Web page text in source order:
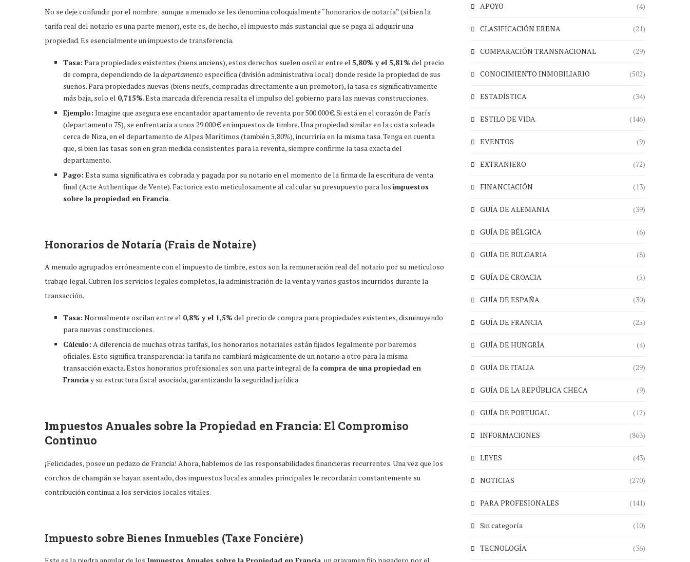
No se deje confundir por el nombre; aunque a menudo se les denomina coloquialmente “honorarios de notaría” (si bien la
tarifa real del notario es una parte menor), este es, de hecho, el impuesto más sustancial que se paga al adquirir una
propiedad. Es esencialmente un impuesto de transferencia.
Tasa: Para propiedades existentes (biens anciens), estos derechos suelen oscilar entre el 5,80% y el 5,81% del precio
de compra, dependiendo de ladepartamentoespecífica (división administrativa local) donde reside la propiedad de sus
sueños. Para propiedades nuevas (biens neufs, compradas directamente a un promotor), la tasa es significativamente
más baja, solo el 0,715%. Esta marcada diferencia resalta el impulso del gobierno para las nuevas construcciones.
Ejemplo: Imagine que asegura ese encantador apartamento de reventa por 500.000 €. Si está en el corazón de París
(departamento 75), se enfrentaría a unos 29.000 € en impuestos de timbre. Una propiedad similar en la costa soleada
cerca de Niza, en el departamento de Alpes Marítimos (también 5,80%), incurriría en la misma tasa. Tenga en cuenta
que, si bien las tasas son en gran medida consistentes para la reventa, siempre confirme la tasa exacta del
departamento.
Pago: Esta suma significativa es cobrada y pagada por su notario en el momento de la firma de la escritura de venta
final (Acte Authentique de Vente). Factorice esto meticulosamente al calcular su presupuesto para los impuestos
sobre la propiedad en Francia.
Honorarios de Notaría (Frais de Notaire)
A menudo agrupados erróneamente con el impuesto de timbre, estos son la remuneración real del notario por su meticuloso
trabajo legal. Cubren los servicios legales completos, la administración de la venta y varios gastos incurridos durante la
transacción.
Tasa: Normalmente oscilan entre el 0,8% y el 1,5% del precio de compra para propiedades existentes, disminuyendo
para nuevas construcciones.
Cálculo: A diferencia de muchas otras tarifas, los honorarios notariales están fijados legalmente por baremos
oficiales. Esto significa transparencia: la tarifa no cambiará mágicamente de un notario a otro para la misma
transacción exacta. Estos honorarios profesionales son una parte integral de la compra de una propiedad en
Franciay su estructura fiscal asociada, garantizando la seguridad jurídica.
Impuestos Anuales sobre la Propiedad en Francia: El Compromiso
Continuo
¡Felicidades, posee un pedazo de Francia! Ahora, hablemos de las responsabilidades financieras recurrentes. Una vez que los
corchos de champán se hayan asentado, dos impuestos locales anuales principales le recordarán constantemente su
contribución continua a los servicios locales vitales.
Impuesto sobre Bienes Inmuebles (Taxe Foncière)
APOYO (4)
CLASIFICACIÓN ERENA (21)
COMPARACIÓN TRANSNACIONAL (29)
CONOCIMIENTO INMOBILIARIO (502)
ESTADÍSTICA (34)
ESTILO DE VIDA (146)
EVENTOS (9)
EXTRANJERO (72)
FINANCIACIÓN (13)
GUÍA DE ALEMANIA (39)
GUÍA DE BÉLGICA (6)
GUÍA DE BULGARIA (8)
GUÍA DE CROACIA (5)
GUÍA DE ESPAÑA (30)
GUÍA DE FRANCIA (25)
GUÍA DE HUNGRÍA (4)
GUÍA DE ITALIA (29)
GUÍA DE LA REPÚBLICA CHECA (9)
GUÍA DE PORTUGAL (12)
INFORMACIONES (863)
LEYES (43)
NOTICIAS (270)
PARA PROFESIONALES (141)
Sin categoría (10)
TECNOLOGÍA (36)